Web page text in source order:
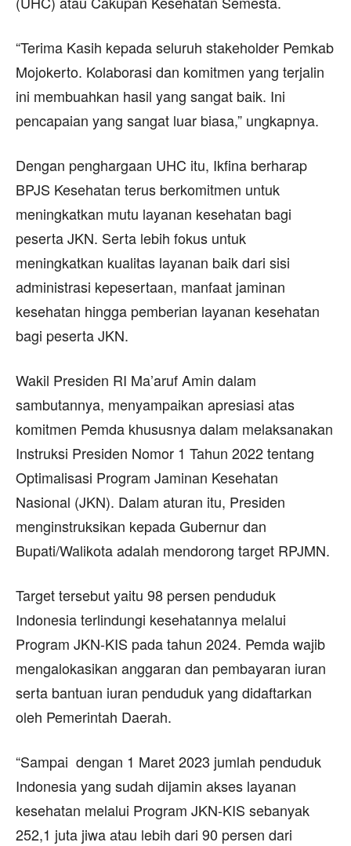
“Terima Kasih kepada seluruh stakeholder Pemkab
Mojokerto. Kolaborasi dan komitmen yang terjalin
ini membuahkan hasil yang sangat baik. Ini
pencapaian yang sangat luar biasa,” ungkapnya.
Dengan penghargaan UHC itu, Ikfina berharap
BPJS Kesehatan terus berkomitmen untuk
meningkatkan mutu layanan kesehatan bagi
peserta JKN. Serta lebih fokus untuk
meningkatkan kualitas layanan baik dari sisi
administrasi kepesertaan, manfaat jaminan
kesehatan hingga pemberian layanan kesehatan
bagi peserta JKN.
Wakil Presiden RI Ma’aruf Amin dalam
sambutannya, menyampaikan apresiasi atas
komitmen Pemda khususnya dalam melaksanakan
Instruksi Presiden Nomor 1 Tahun 2022 tentang
Optimalisasi Program Jaminan Kesehatan
Nasional (JKN). Dalam aturan itu, Presiden
menginstruksikan kepada Gubernur dan
Bupati/Walikota adalah mendorong target RPJMN.
Target tersebut yaitu 98 persen penduduk
Indonesia terlindungi kesehatannya melalui
Program JKN-KIS pada tahun 2024. Pemda wajib
mengalokasikan anggaran dan pembayaran iuran
serta bantuan iuran penduduk yang didaftarkan
oleh Pemerintah Daerah.
“Sampai dengan 1 Maret 2023 jumlah penduduk
Indonesia yang sudah dijamin akses layanan
kesehatan melalui Program JKN-KIS sebanyak
252,1 juta jiwa atau lebih dari 90 persen dari